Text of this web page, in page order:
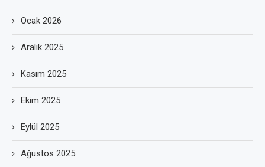
Ocak 2026
Aralık 2025
Kasım 2025
Ekim 2025
Eylül 2025
Ağustos 2025